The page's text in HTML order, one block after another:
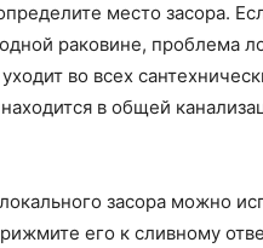
место засора.
раковине, проблема
во всех
в общей
засора можно
его к сливному